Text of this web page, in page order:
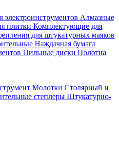
Алмазные
плитки Комплектующие для
для штукатурных маяков
Наждачная бумага
Пильные диски Полотна
Молотки Столярный и
степлеры Штукатурно-